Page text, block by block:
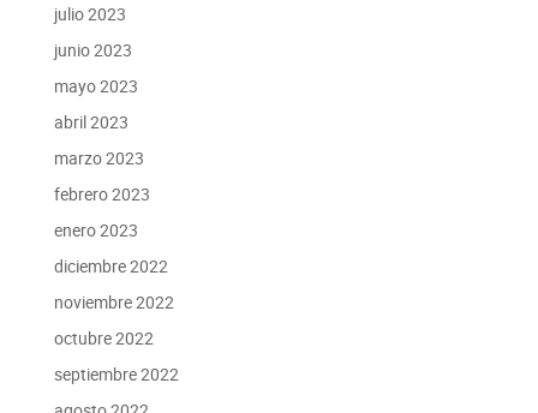
julio 2023
junio 2023
mayo 2023
abril 2023
marzo 2023
febrero 2023
enero 2023
diciembre 2022
noviembre 2022
octubre 2022
septiembre 2022